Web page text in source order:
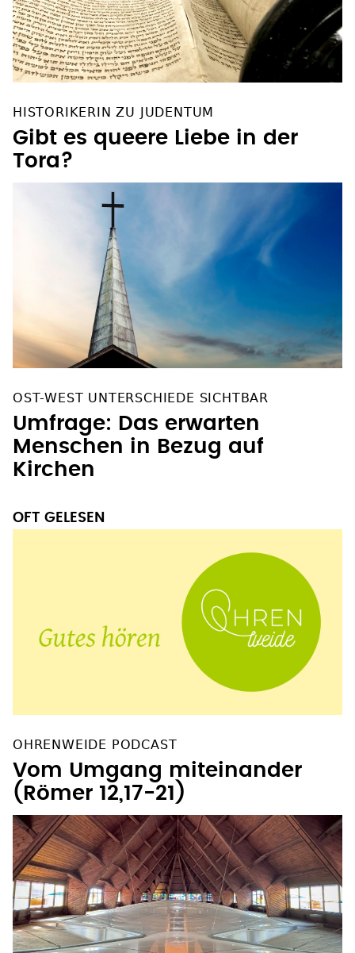
HISTORIKERIN ZU JUDENTUM
Gibt es queere Liebe in der
Tora?
OST-WEST UNTERSCHIEDE SICHTBAR
Umfrage: Das erwarten
Menschen in Bezug auf
Kirchen
OFT GELESEN
OHRENWEIDE PODCAST
Vom Umgang miteinander
(Römer 12,17-21)